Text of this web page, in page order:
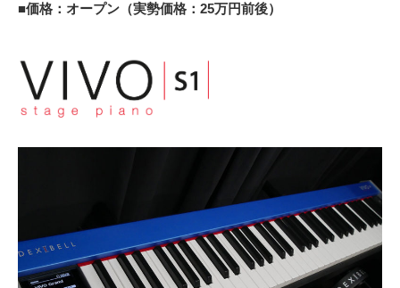
■価格：オープン（実勢価格：25万円前後）